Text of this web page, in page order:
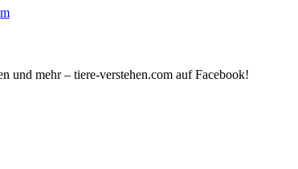
und mehr – tiere-verstehen.com auf Facebook!